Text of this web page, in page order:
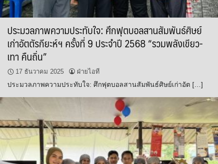
ประมวลภาพความประทับใจ: ศึกฟุตบอลสานสัมพันธ์ศิษย์
เก่าอัตตัรกียะห์ฯ ครั้งที่ 9 ประจำปี 2568 “รวมพลังเขียว-
เทา คืนถิ่น”
17 ธันวาคม 2025 ฝ่ายไอที
ประมวลภาพความประทับใจ: ศึกฟุตบอลสานสัมพันธ์ศิษย์เก่าอัต […]